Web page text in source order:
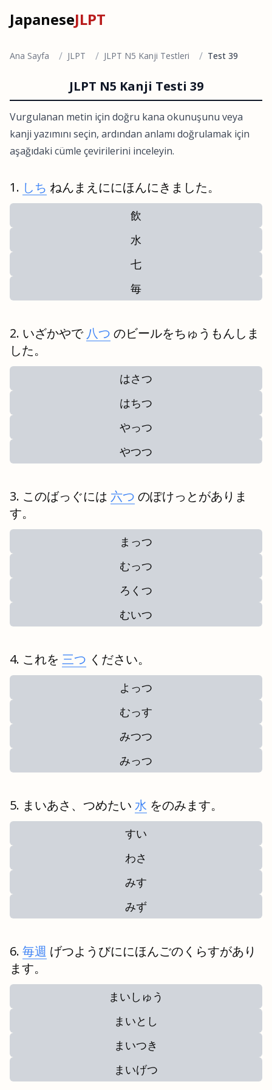
JapaneseJLPT
Ana Sayfa / JLPT / JLPT N5 Kanji Testleri / Test 39
JLPT N5 Kanji Testi 39
Vurgulanan metin için doğru kana okunuşunu veya
kanji yazımını seçin, ardından anlamı doğrulamak için
aşağıdaki cümle çevirilerini inceleyin.
しち ねんまえににほんにきました。
飲
水
七
毎
いざかやで 八つ のビールをちゅうもんしま
した。
はさつ
はちつ
やっつ
やつつ
このばっぐには 六つ のぽけっとがありま
す。
まっつ
むっつ
ろくつ
むいつ
これを 三つ ください。
よっつ
むっす
みつつ
みっつ
まいあさ、つめたい 水 をのみます。
すい
わさ
みす
みず
毎週 げつようびににほんごのくらすがあり
ます。
まいしゅう
まいとし
まいつき
まいげつ